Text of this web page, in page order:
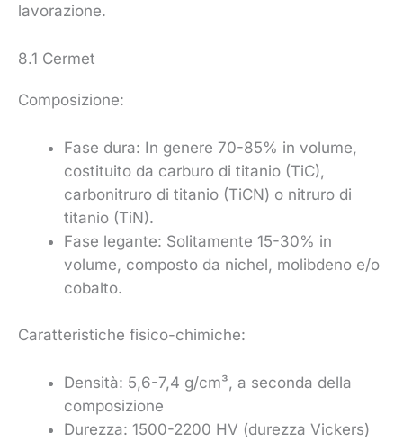
lavorazione.
8.1 Cermet
Composizione:
Fase dura: In genere 70-85% in volume,
costituito da carburo di titanio (TiC),
carbonitruro di titanio (TiCN) o nitruro di
titanio (TiN).
Fase legante: Solitamente 15-30% in
volume, composto da nichel, molibdeno e/o
cobalto.
Caratteristiche fisico-chimiche:
Densità: 5,6-7,4 g/cm³, a seconda della
composizione
Durezza: 1500-2200 HV (durezza Vickers)